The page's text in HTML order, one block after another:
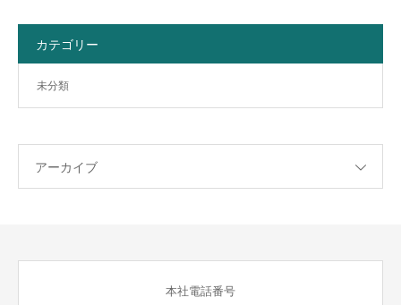
カテゴリー
未分類
アーカイブ
本社電話番号